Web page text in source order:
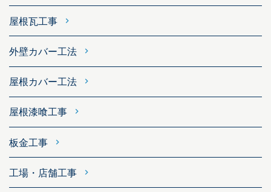
屋根瓦工事
外壁カバー工法
屋根カバー工法
屋根漆喰工事
板金工事
工場・店舗工事